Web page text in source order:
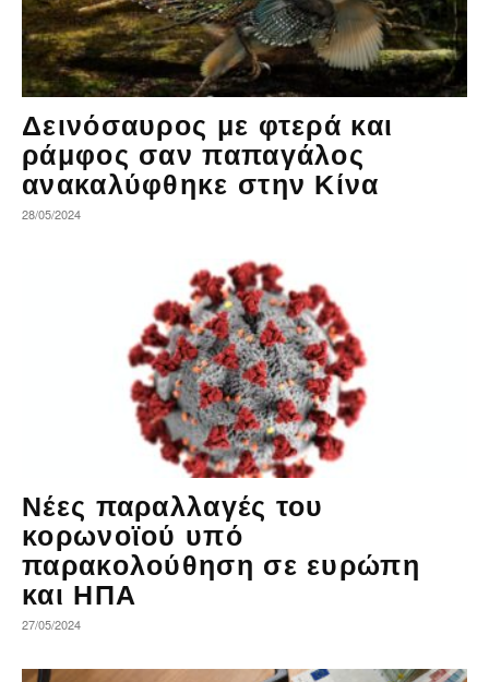
Δεινόσαυρος με φτερά και
ράμφος σαν παπαγάλος
ανακαλύφθηκε στην Κίνα
28/05/2024
Νέες παραλλαγές του
κορωνοϊού υπό
παρακολούθηση σε ευρώπη
και ΗΠΑ
27/05/2024